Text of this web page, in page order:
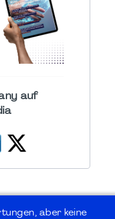
auf
aber keine